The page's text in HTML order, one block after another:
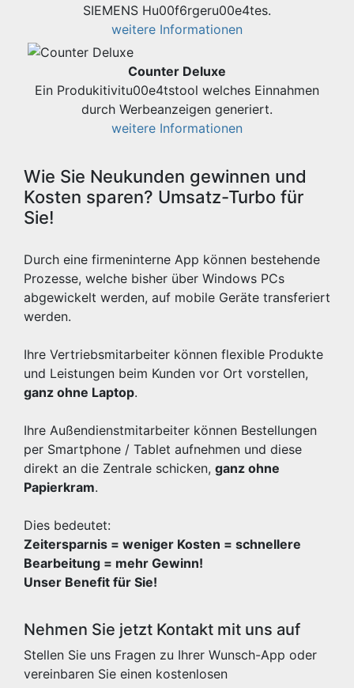
SIEMENS Hu00f6rgeru00e4tes.
weitere Informationen
Counter Deluxe
Ein Produkitivitu00e4tstool welches Einnahmen
durch Werbeanzeigen generiert.
weitere Informationen
Wie Sie Neukunden gewinnen und
Kosten sparen? Umsatz-Turbo für
Sie!
Durch eine firmeninterne App können bestehende
Prozesse, welche bisher über Windows PCs
abgewickelt werden, auf mobile Geräte transferiert
werden.
Ihre Vertriebsmitarbeiter können flexible Produkte
und Leistungen beim Kunden vor Ort vorstellen,
ganz ohne Laptop.
Ihre Außendienstmitarbeiter können Bestellungen
per Smartphone / Tablet aufnehmen und diese
direkt an die Zentrale schicken, ganz ohne
Papierkram.
Dies bedeutet:
Zeitersparnis = weniger Kosten = schnellere
Bearbeitung = mehr Gewinn!
Unser Benefit für Sie!
Nehmen Sie jetzt Kontakt mit uns auf
Stellen Sie uns Fragen zu Ihrer Wunsch-App oder
vereinbaren Sie einen kostenlosen